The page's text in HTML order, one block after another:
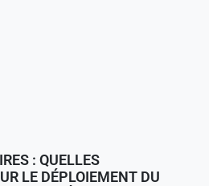
: QUELLES
LE DÉPLOIEMENT DU